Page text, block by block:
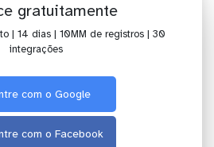
gratuitamente
| 14 dias | 10MM de registros | 30
integrações
com o Google
com o Facebook